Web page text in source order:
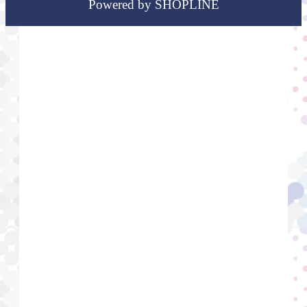
Powered by SHOPLINE